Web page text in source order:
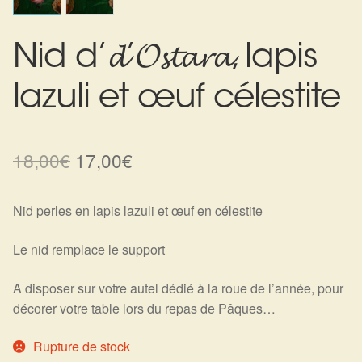
Harmonisation des lieux
Soin beauté
Sels de bain
Cadeaux de naissance
Nid d’𝓭’𝓞𝓼𝓽𝓪𝓻𝓪, lapis
lazuli et œuf célestite
18,00€ Le
initial
était :
17,00€
actuel
est :
Nid perles en lapis lazuli et œuf en célestite
Le nid remplace le support
A disposer sur votre autel dédié à la roue de l’année, pour
décorer votre table lors du repas de Pâques…
Rupture de stock